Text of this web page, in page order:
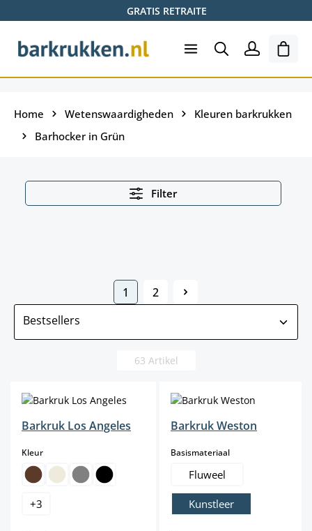
GRATIS RETRAITE
Home Wetenswaardigheden
Kleuren barkrukken
Barhocker in Grün
Filter
Pagina
1 Pagina
2
63 Artikel
Barkruk Los Angeles
Kleurselect
+3
Barkruk Weston
Basismateriaalselect
Fluweel
Kunstleer